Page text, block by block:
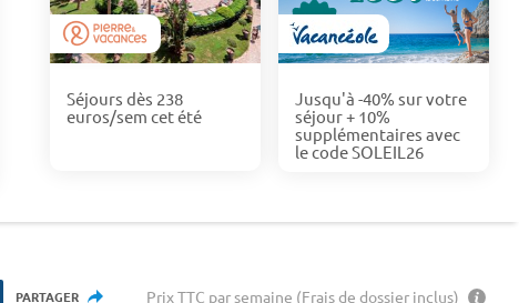
Séjours dès 238
euros/sem cet été
Jusqu'à -40% sur votre
séjour + 10%
supplémentaires avec
le code SOLEIL26
PARTAGER Prix TTC par semaine (Frais de dossier inclus)